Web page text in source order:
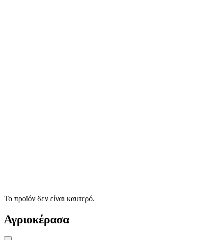
Το προϊόν δεν είναι καυτερό.
Αγριοκέρασα